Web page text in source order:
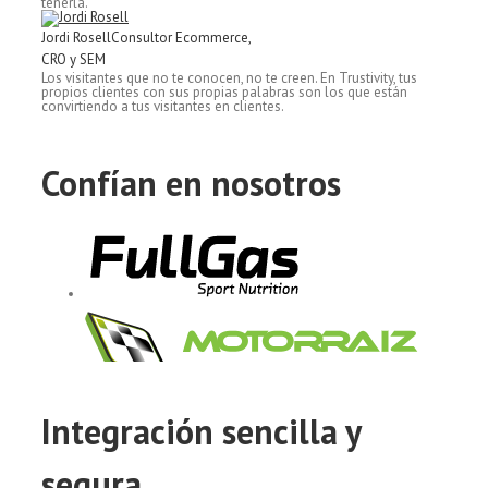
Jordi RosellConsultor Ecommerce,
CRO y SEM
Los visitantes que no te conocen, no te creen. En Trustivity, tus
propios clientes con sus propias palabras son los que están
convirtiendo a tus visitantes en clientes.
Confían en nosotros
Integración sencilla y